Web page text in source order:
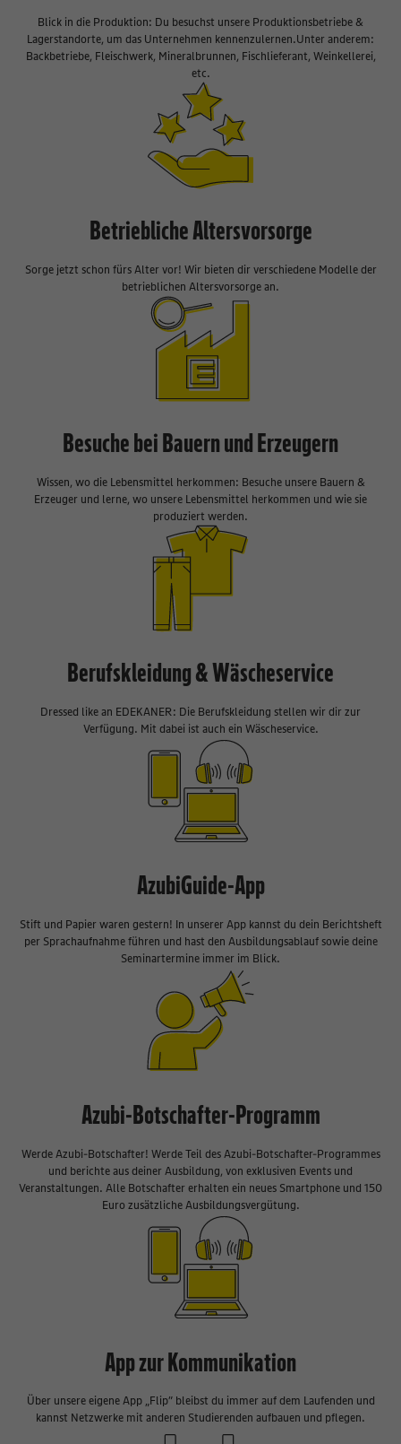
Blick in die Produktion: Du besuchst unsere Produktionsbetriebe &
Lagerstandorte, um das Unternehmen kennenzulernen.Unter anderem:
Backbetriebe, Fleischwerk, Mineralbrunnen, Fischlieferant, Weinkellerei,
etc.
Betriebliche Altersvorsorge
Sorge jetzt schon fürs Alter vor! Wir bieten dir verschiedene Modelle der
betrieblichen Altersvorsorge an.
Besuche bei Bauern und Erzeugern
Wissen, wo die Lebensmittel herkommen: Besuche unsere Bauern &
Erzeuger und lerne, wo unsere Lebensmittel herkommen und wie sie
produziert werden.
Berufskleidung & Wäscheservice
Dressed like an EDEKANER: Die Berufskleidung stellen wir dir zur
Verfügung. Mit dabei ist auch ein Wäscheservice.
AzubiGuide-App
Stift und Papier waren gestern! In unserer App kannst du dein Berichtsheft
per Sprachaufnahme führen und hast den Ausbildungsablauf sowie deine
Seminartermine immer im Blick.
Azubi-Botschafter-Programm
Werde Azubi-Botschafter! Werde Teil des Azubi-Botschafter-Programmes
und berichte aus deiner Ausbildung, von exklusiven Events und
Veranstaltungen. Alle Botschafter erhalten ein neues Smartphone und 150
Euro zusätzliche Ausbildungsvergütung.
App zur Kommunikation
Über unsere eigene App „Flip” bleibst du immer auf dem Laufenden und
kannst Netzwerke mit anderen Studierenden aufbauen und pflegen.